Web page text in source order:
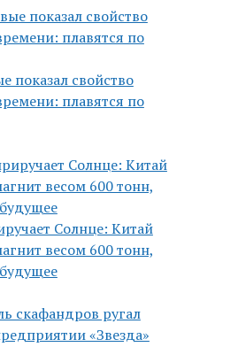
показал свойство
плавятся по
Солнце: Китай
весом 600 тонн,